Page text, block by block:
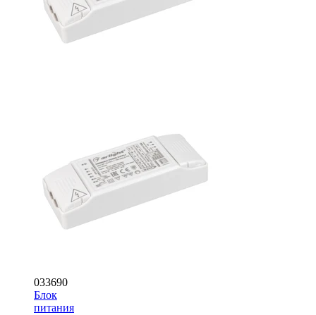
033690
Блок
питания